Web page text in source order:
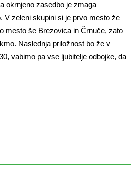
okrnjeno zasedbo je zmaga
V zeleni skupini si je prvo mesto že
mesto še Brezovica in Črnuče, zato
Naslednja priložnost bo že v
vabimo pa vse ljubitelje odbojke, da